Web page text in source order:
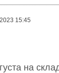
15:45
на